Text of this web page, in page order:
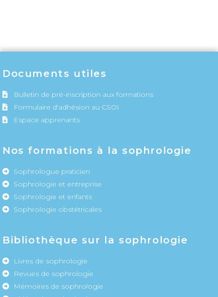
Documents utiles
Bulletin de pré-inscription aux formations
Formulaire d'adhésion au CSOI
Espace apprenants
Nos formations à la sophrologie
Sophrologue praticien
Sophrologie et entreprise
Sophrologie et enfants
Sophrologie obstétricales
Bibliothèque sur la sophrologie
Livres de sophrologie
Revues de sophrologie
Mémoires de sophrologie